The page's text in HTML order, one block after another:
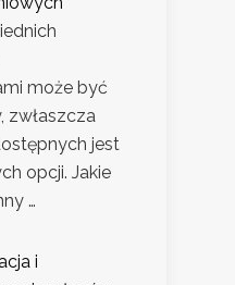
może być
zwłaszcza
jest
opcji. Jakie
…
i